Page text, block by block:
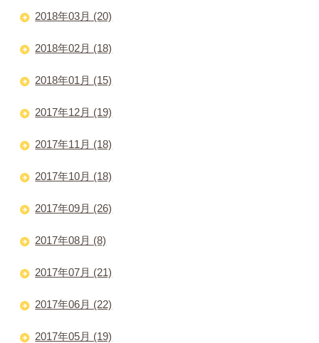
2018年03月 (20)
2018年02月 (18)
2018年01月 (15)
2017年12月 (19)
2017年11月 (18)
2017年10月 (18)
2017年09月 (26)
2017年08月 (8)
2017年07月 (21)
2017年06月 (22)
2017年05月 (19)